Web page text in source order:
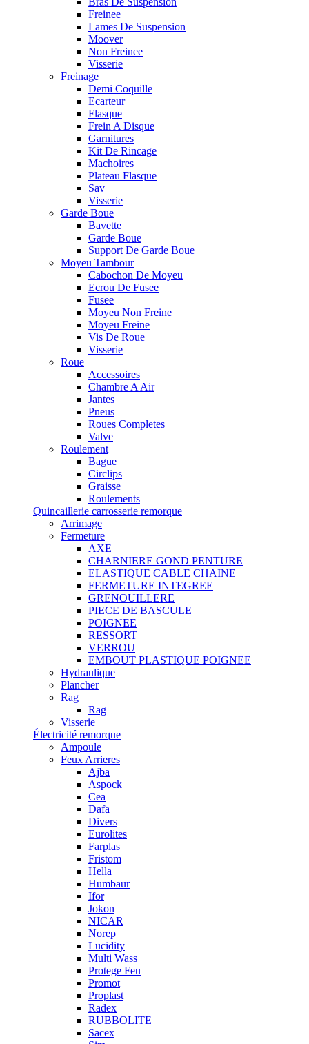
Freinee
Lames De Suspension
Moover
Non Freinee
Visserie
Freinage
Demi Coquille
Ecarteur
Flasque
Frein A Disque
Garnitures
Kit De Rincage
Machoires
Plateau Flasque
Sav
Visserie
Garde Boue
Bavette
Garde Boue
Support De Garde Boue
Moyeu Tambour
Cabochon De Moyeu
Ecrou De Fusee
Fusee
Moyeu Non Freine
Moyeu Freine
Vis De Roue
Visserie
Roue
Accessoires
Chambre A Air
Jantes
Pneus
Roues Completes
Valve
Roulement
Bague
Circlips
Graisse
Roulements
Quincaillerie carrosserie remorque
Arrimage
Fermeture
AXE
CHARNIERE GOND PENTURE
ELASTIQUE CABLE CHAINE
FERMETURE INTEGREE
GRENOUILLERE
PIECE DE BASCULE
POIGNEE
RESSORT
VERROU
EMBOUT PLASTIQUE POIGNEE
Hydraulique
Plancher
Rag
Rag
Visserie
Électricité remorque
Ampoule
Feux Arrieres
Ajba
Aspock
Cea
Dafa
Divers
Eurolites
Farplas
Fristom
Hella
Humbaur
Ifor
Jokon
NICAR
Norep
Lucidity
Multi Wass
Protege Feu
Promot
Proplast
Radex
RUBBOLITE
Sacex